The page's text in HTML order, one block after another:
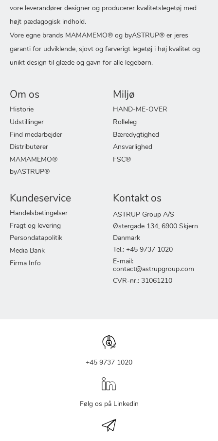
vore leverandører designer og producerer kvalitetslegetøj med
højt pædagogisk indhold.
Vore egne brands MAMAMEMO® og byASTRUP® er jeres
garanti for udviklende, sjovt og farverigt legetøj i høj kvalitet og
unikt design til glæde og gavn for alle legebørn.
Om os
Historie
Udstillinger
Find medarbejder
Distributører
MAMAMEMO®
byASTRUP®
Miljø
HAND-ME-OVER
Rolleleg
Bæredygtighed
Ansvarlighed
FSC®
Kundeservice
Handelsbetingelser
Fragt og levering
Persondatapolitik
Media Bank
Firma Info
Kontakt os
ASTRUP Group A/S
Østergade 134, 6900 Skjern
Danmark
Tel.: +45 9737 1020
E-mail:
contact@astrupgroup.com
CVR-nr.: 31061210
+45 9737 1020
Følg os på Linkedin